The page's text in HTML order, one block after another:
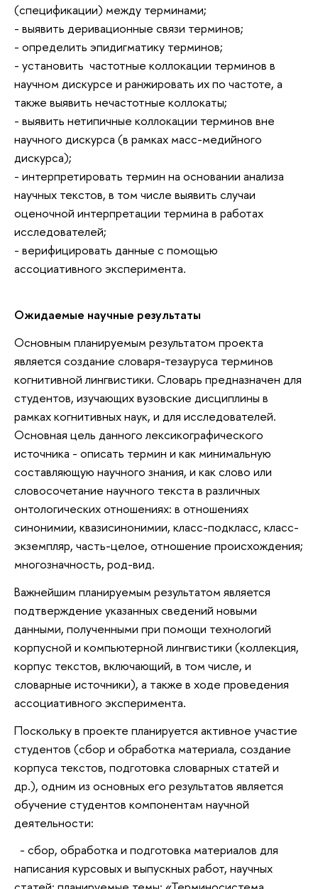
(спецификации) между терминами;
- выявить деривационные связи терминов;
- определить эпидигматику терминов;
- установить частотные коллокации терминов в
научном дискурсе и ранжировать их по частоте, а
также выявить нечастотные коллокаты;
- выявить нетипичные коллокации терминов вне
научного дискурса (в рамках масс-медийного
дискурса);
- интерпретировать термин на основании анализа
научных текстов, в том числе выявить случаи
оценочной интерпретации термина в работах
исследователей;
- верифицировать данные с помощью
ассоциативного эксперимента.
Ожидаемые научные результаты
Основным планируемым результатом проекта
является создание словаря-тезауруса терминов
когнитивной лингвистики. Словарь предназначен для
студентов, изучающих вузовские дисциплины в
рамках когнитивных наук, и для исследователей.
Основная цель данного лексикографического
источника - описать термин и как минимальную
составляющую научного знания, и как слово или
словосочетание научного текста в различных
онтологических отношениях: в отношениях
синонимии, квазисинонимии, класс-подкласс, класс-
экземпляр, часть-целое, отношение происхождения;
многозначность, род-вид.
Важнейшим планируемым результатом является
подтверждение указанных сведений новыми
данными, полученными при помощи технологий
корпусной и компьютерной лингвистики (коллекция,
корпус текстов, включающий, в том числе, и
словарные источники), а также в ходе проведения
ассоциативного эксперимента.
Поскольку в проекте планируется активное участие
студентов (сбор и обработка материала, создание
корпуса текстов, подготовка словарных статей и
др.), одним из основных его результатов является
обучение студентов компонентам научной
деятельности:
- сбор, обработка и подготовка материалов для
написания курсовых и выпускных работ, научных